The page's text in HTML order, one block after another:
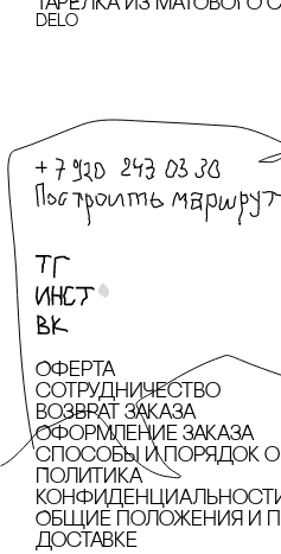
Delo
Оферта
сотрудничество
Возврат заказа
Оформление заказа
cпособы и порядок
Политика
Общие положения и
доставке